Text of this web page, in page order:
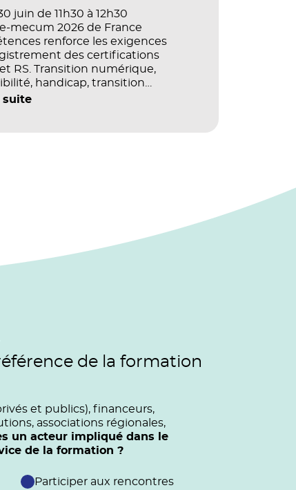
juin de 11h30 à 12h30
mecum 2026 de France
renforce les exigences
des certifications
et RS. Transition numérique,
handicap, transition
: quels impacts concrets pour
suite
de la formation
et publics), financeurs,
associations régionales,
un acteur impliqué dans le
de la formation ?
Participer aux rencontres